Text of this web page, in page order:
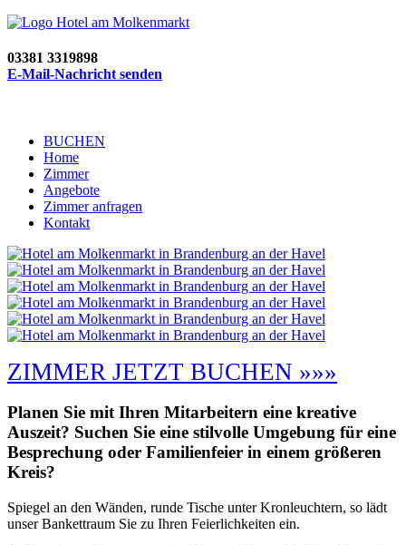
03381 3319898
E-Mail-Nachricht senden
BUCHEN
Home
Zimmer
Angebote
Zimmer anfragen
Kontakt
ZIMMER JETZT BUCHEN »»»
Planen Sie mit Ihren Mitarbeitern eine kreative
Auszeit? Suchen Sie eine stilvolle Umgebung für eine
Besprechung oder Familienfeier in einem größeren
Kreis?
Spiegel an den Wänden, runde Tische unter Kronleuchtern, so lädt
unser Bankettraum Sie zu Ihren Feierlichkeiten ein.